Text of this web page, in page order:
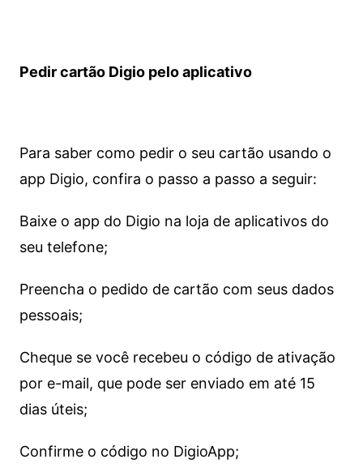
Pedir cartão Digio pelo aplicativo
Para saber como pedir o seu cartão usando o
app Digio, confira o passo a passo a seguir:
Baixe o app do Digio na loja de aplicativos do
seu telefone;
Preencha o pedido de cartão com seus dados
pessoais;
Cheque se você recebeu o código de ativação
por e-mail, que pode ser enviado em até 15
dias úteis;
Confirme o código no DigioApp;